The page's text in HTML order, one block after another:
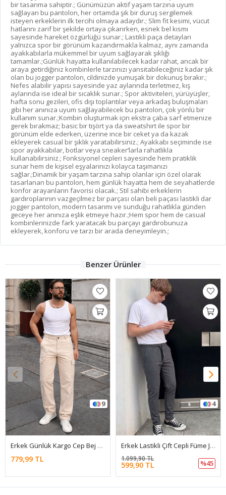
bir tasarıma sahiptir.; Günümüzün aktif yaşam tarzına uyum
sağlayan bu pantolon, her ortamda şık bir duruş sergilemek
isteyen erkeklerin ilk tercihi olmaya adaydır.; Slim fit kesimi, vücut
hatlarını zarif bir şekilde ortaya çıkarırken, esnek bel kısmı
sayesinde hareket özgürlüğü sunar.; Lastikli paça detayları
yalnızca spor bir görünüm kazandırmakla kalmaz, aynı zamanda
ayakkabılarla mükemmel bir uyum sağlayarak şıklığı
tamamlar.;Günlük hayatta kullanılabilecek kadar rahat, ancak bir
araya getirdiğiniz kombinlerle tarzınızı yansıtabileceğiniz kadar şık
olan bu jogger pantolon, cildinizde yumuşak bir dokunuş bırakır.;
Nefes alabilir yapısı sayesinde yaz aylarında terletmez, kış
aylarında ise ideal bir sıcaklık sunar.; Spor aktiviteleri, yürüyüşler,
hafta sonu gezileri, ofis dışı toplantılar veya arkadaş buluşmaları
gibi her anınıza uyum sağlayabilecek bu pantolon, çok yönlü bir
kullanım sunar.;Kombin oluşturmak için ekstra çaba sarf etmenize
gerek bırakmaz; basic bir tişört ya da sweatshirt ile spor bir
görünüm elde ederken, üzerine ince bir ceket ya da kazak
ekleyerek casual bir şıklık yaratabilirsiniz.; Ayakkabı seçiminde ise
spor ayakkabılar, botlar veya sneaker’larla rahatlıkla
kullanabilirsiniz.; Fonksiyonel cepleri sayesinde hem pratiklik
sunar hem de kişisel eşyalarınızı kolayca taşımanızı
sağlar.;Dinamik bir yaşam tarzına sahip olanlar için özel olarak
tasarlanan bu pantolon, hem günlük hayatta hem de seyahatlerde
konfor arayanların favorisi olacak.; Stil sahibi erkeklerin
gardıroplarının vazgeçilmez bir parçası olan beli paçası lastikli dar
jogger pantolon, modern tasarımı ve sunduğu rahatlıkla günden
geceye her anınıza eşlik etmeye hazır.;Hem spor hem de casual
kombinlerinizde fark yaratacak bu parçayı gardırobunuza
ekleyerek, konforu ve tarzı bir arada deneyimleyin.;
Benzer Ürünler
9
Erkek Günlük Kargo Cep Bej Baggy Pantolon
779,99 TL
4
Erkek Lastikli Çift Cepli Füme Jogger Pantolon
599,90 TL
1.099,90 TL
%45